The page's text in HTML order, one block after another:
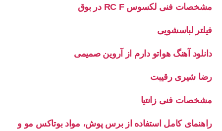
مشخصات فنی لکسوس RC F در بوق
فیلتر لباسشویی
دانلود آهنگ هواتو دارم از آروین صمیمی
رضا شیری رقیبت
مشخصات فنی زانتیا
راهنمای کامل استفاده از برس پوش، مواد بوتاکس مو و